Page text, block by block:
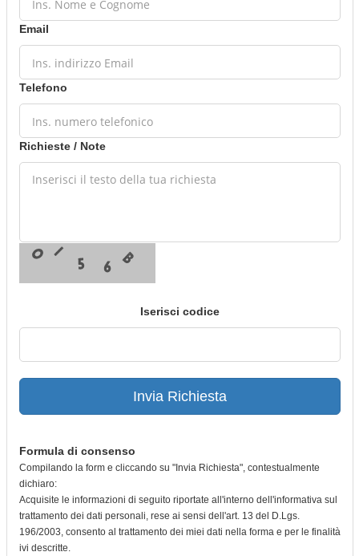
Email
Telefono
Richieste / Note
Iserisci codice
Invia Richiesta
Formula di consenso
Compilando la form e cliccando su "Invia Richiesta", contestualmente
dichiaro:
Acquisite le informazioni di seguito riportate all'interno dell'informativa sul
trattamento dei dati personali, rese ai sensi dell'art. 13 del D.Lgs.
196/2003, consento al trattamento dei miei dati nella forma e per le finalità
ivi descritte.